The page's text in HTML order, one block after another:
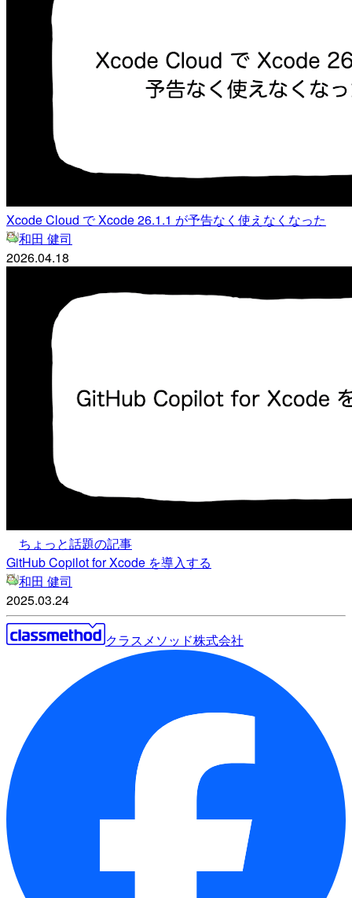
Xcode Cloud で Xcode 26.1.1 が予告なく使えなくなった
和田 健司
2026.04.18
ちょっと話題の記事
GitHub Copilot for Xcode を導入する
和田 健司
2025.03.24
クラスメソッド株式会社